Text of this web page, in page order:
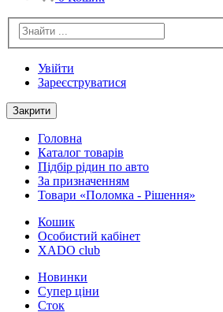
Увійти
Зареєструватися
Закрити
Головна
Каталог товарів
Підбір рідин по авто
За призначенням
Товари «Поломка - Рішення»
Кошик
Особистий кабінет
XADO club
Новинки
Cупер ціни
Сток